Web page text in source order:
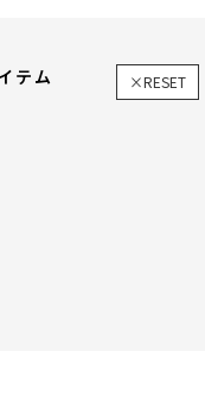
テム ×RESET